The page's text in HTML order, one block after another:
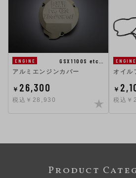
ENGINE
GSX1100S etc…
アルミエンジンカバー
￥ 26,300
税込￥28,930
ENGINE
オイル
￥
税込￥
Product